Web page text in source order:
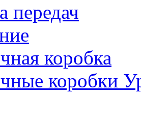
передач
коробка
коробки